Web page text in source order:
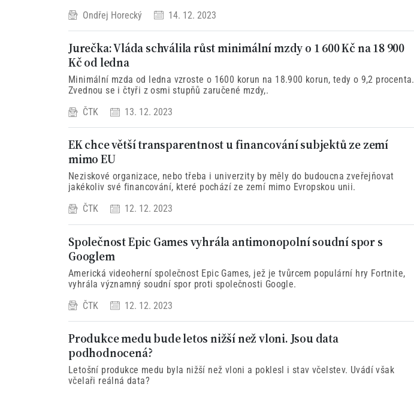
Ondřej Horecký 14. 12. 2023
Jurečka: Vláda schválila růst minimální mzdy o 1 600 Kč na 18 900
Kč od ledna
Minimální mzda od ledna vzroste o 1600 korun na 18.900 korun, tedy o 9,2 procenta.
Zvednou se i čtyři z osmi stupňů zaručené mzdy,.
ČTK 13. 12. 2023
EK chce větší transparentnost u financování subjektů ze zemí
mimo EU
Neziskové organizace, nebo třeba i univerzity by měly do budoucna zveřejňovat
jakékoliv své financování, které pochází ze zemí mimo Evropskou unii.
ČTK 12. 12. 2023
Společnost Epic Games vyhrála antimonopolní soudní spor s
Googlem
Americká videoherní společnost Epic Games, jež je tvůrcem populární hry Fortnite,
vyhrála významný soudní spor proti společnosti Google.
ČTK 12. 12. 2023
Produkce medu bude letos nižší než vloni. Jsou data
podhodnocená?
Letošní produkce medu byla nižší než vloni a poklesl i stav včelstev. Uvádí však
včelaři reálná data?